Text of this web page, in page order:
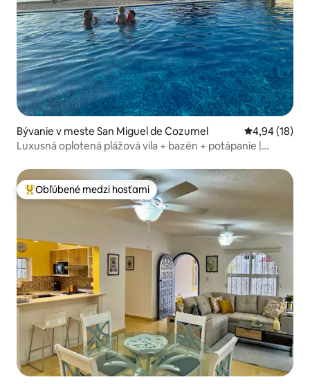
Bývanie v meste San Miguel de Cozumel Priemerné
4,94 (18)
Luxusná oplotená plážová vila + bazén + potápanie |
Najobľúbenejšie medzi hosťami
Obľúbené medzi hosťami